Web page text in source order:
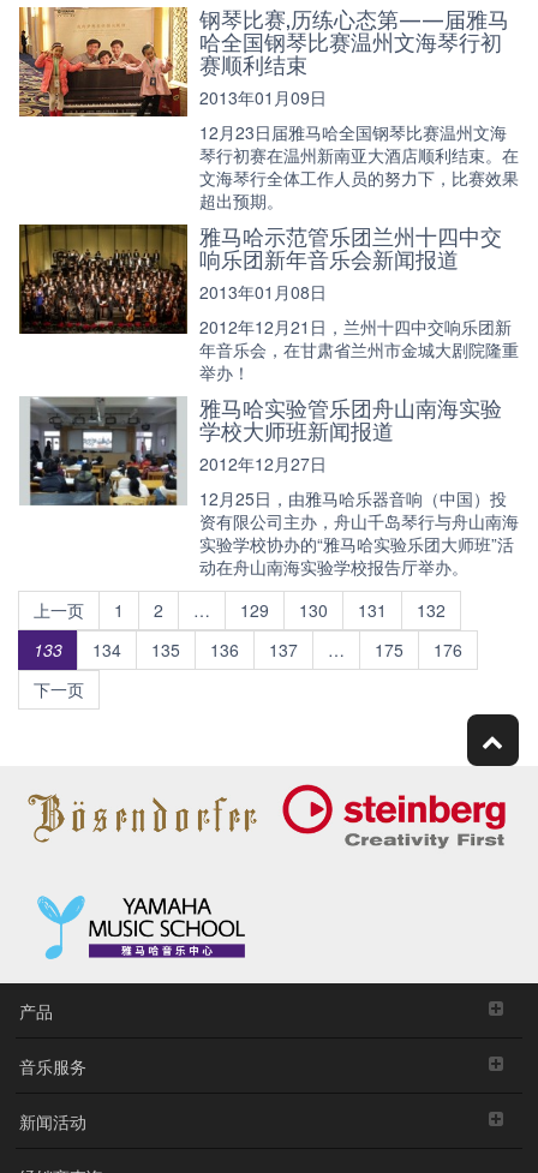
钢琴比赛,历练心态第——届雅马
哈全国钢琴比赛温州文海琴行初
赛顺利结束
2013年01月09日
12月23日届雅马哈全国钢琴比赛温州文海
琴行初赛在温州新南亚大酒店顺利结束。在
文海琴行全体工作人员的努力下，比赛效果
超出预期。
雅马哈示范管乐团兰州十四中交
响乐团新年音乐会新闻报道
2013年01月08日
2012年12月21日，兰州十四中交响乐团新
年音乐会，在甘肃省兰州市金城大剧院隆重
举办！
雅马哈实验管乐团舟山南海实验
学校大师班新闻报道
2012年12月27日
12月25日，由雅马哈乐器音响（中国）投
资有限公司主办，舟山千岛琴行与舟山南海
实验学校协办的“雅马哈实验乐团大师班”活
动在舟山南海实验学校报告厅举办。
上一页
1 2 … 129 130 131
132
133
134 135 136 137 … 175
176
下一页
产品
音乐服务
新闻活动